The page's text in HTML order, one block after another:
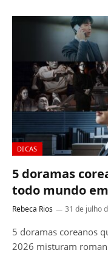
DICAS
5 doramas
todo mundo
Rebeca Rios 31 de julho
5 doramas coreanos
2026 misturam